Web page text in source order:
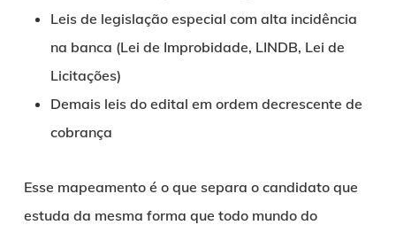
Leis de legislação especial com alta incidência
na banca (Lei de Improbidade, LINDB, Lei de
Licitações)
Demais leis do edital em ordem decrescente de
cobrança
Esse mapeamento é o que separa o candidato que
estuda da mesma forma que todo mundo do